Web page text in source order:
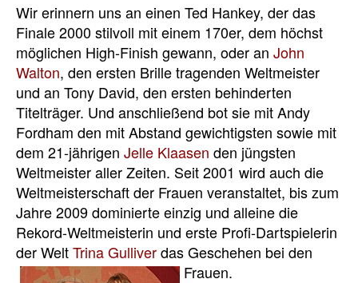
Wir erinnern uns an einen Ted Hankey, der das
Finale 2000 stilvoll mit einem 170er, dem höchst
möglichen High-Finish gewann, oder an John
Walton, den ersten Brille tragenden Weltmeister
und an Tony David, den ersten behinderten
Titelträger. Und anschließend bot sie mit Andy
Fordham den mit Abstand gewichtigsten sowie mit
dem 21-jährigen Jelle Klaasen den jüngsten
Weltmeister aller Zeiten. Seit 2001 wird auch die
Weltmeisterschaft der Frauen veranstaltet, bis zum
Jahre 2009 dominierte einzig und alleine die
Rekord-Weltmeisterin und erste Profi-Dartspielerin
der WeltTrina Gulliverdas Geschehen bei den
Frauen.